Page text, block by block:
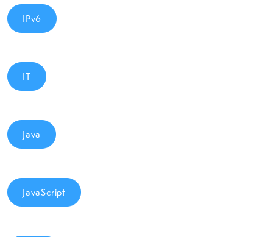
IPv6
IT
Java
JavaScript